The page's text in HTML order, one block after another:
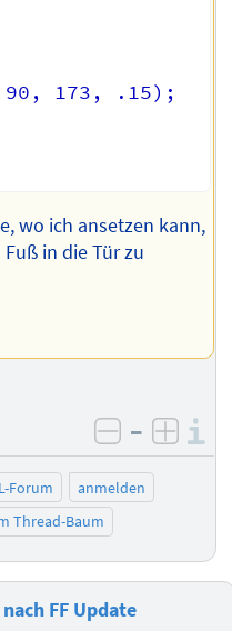
90, 173, .15);
wo ich ansetzen kann,
in die Tür zu
negativ
–
Forum
anmelden
Thread-Baum
FF Update